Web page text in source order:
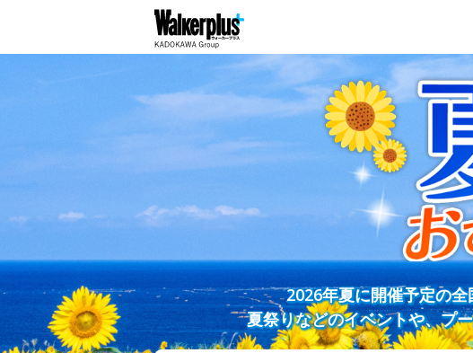
2026年夏に開催予定の
夏祭りなどのイベントや、プ